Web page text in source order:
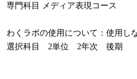
専門科目 メディア表現コース
わくラボの使用について：使用し
選択科目 2単位 2年次 後期